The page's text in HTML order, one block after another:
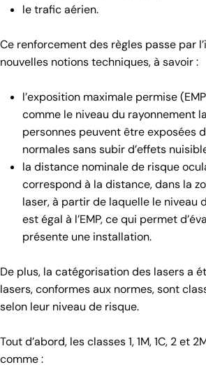
le trafic aérien.
Ce renforcement des règles passe par
nouvelles notions techniques, à savoir :
l’exposition maximale permise
comme le niveau du rayonnement
personnes peuvent être exposées
normales sans subir d’effets
la distance nominale de risque
correspond à la distance, dans la
laser, à partir de laquelle le niveau
est égal à l’EMP, ce qui permet
présente une installation.
De plus, la catégorisation des lasers a
lasers, conformes aux normes, sont
selon leur niveau de risque.
Tout d’abord, les classes 1, 1M, 1C, 2 et
comme :